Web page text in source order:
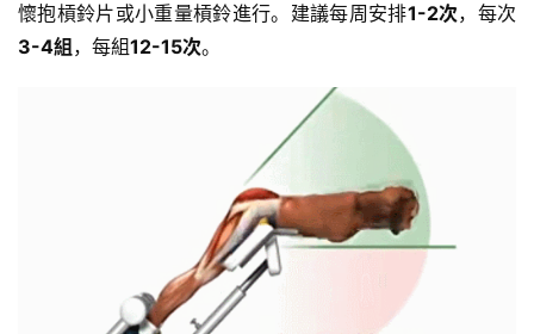
力
懷抱槓鈴片或小重量槓鈴進行。建議每周安排1-2次，每次
3-4組 ，每組12-15次。